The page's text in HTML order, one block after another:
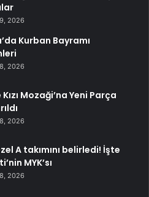
2026
Kurban Bayramı
2026
Mozaği’na Yeni Parça
2026
A takımını belirledi! İşte
MYK’sı
2026